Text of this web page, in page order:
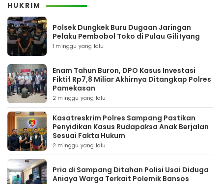
HUKRIM
Polsek Dungkek Buru Dugaan Jaringan
Pelaku Pembobol Toko di Pulau Gili Iyang
1 minggu yang lalu
Enam Tahun Buron, DPO Kasus Investasi
Fiktif Rp7,8 Miliar Akhirnya Ditangkap Polres
Pamekasan
2 minggu yang lalu
Kasatreskrim Polres Sampang Pastikan
Penyidikan Kasus Rudapaksa Anak Berjalan
Sesuai Fakta Hukum
2 minggu yang lalu
Pria di Sampang Ditahan Polisi Usai Diduga
Aniaya Warga Terkait Polemik Bansos